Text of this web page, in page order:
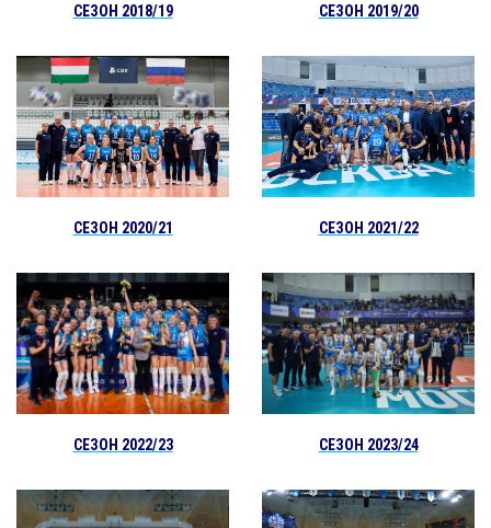
СЕЗОН 2018/19 СЕЗОН 2019/20
СЕЗОН 2020/21 СЕЗОН 2021/22
СЕЗОН 2022/23 СЕЗОН 2023/24